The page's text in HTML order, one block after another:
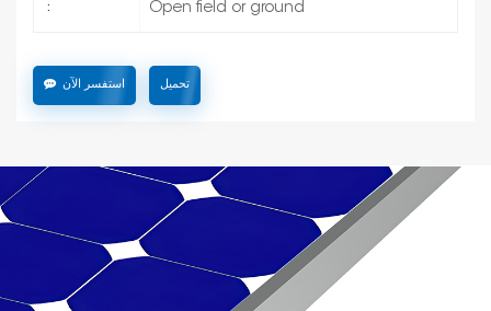
: Open field or ground
استفسر الآن تحميل